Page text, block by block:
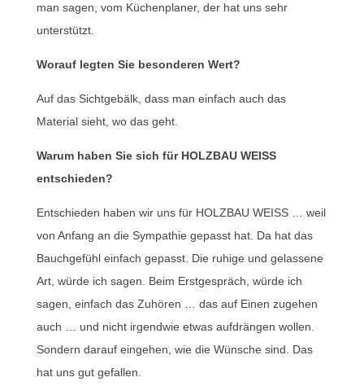
man sagen, vom Küchenplaner, der hat uns sehr
unterstützt.
Worauf legten Sie besonderen Wert?
Auf das Sichtgebälk, dass man einfach auch das
Material sieht, wo das geht.
Warum haben Sie sich für HOLZBAU WEISS
entschieden?
Entschieden haben wir uns für HOLZBAU WEISS … weil
von Anfang an die Sympathie gepasst hat. Da hat das
Bauchgefühl einfach gepasst. Die ruhige und gelassene
Art, würde ich sagen. Beim Erstgespräch, würde ich
sagen, einfach das Zuhören … das auf Einen zugehen
auch … und nicht irgendwie etwas aufdrängen wollen.
Sondern darauf eingehen, wie die Wünsche sind. Das
hat uns gut gefallen.